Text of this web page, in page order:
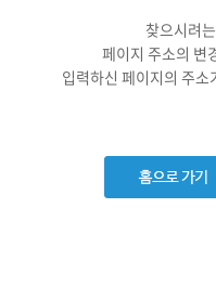
찾으시려
페이지 주소의 변
입력하신 페이지의 주